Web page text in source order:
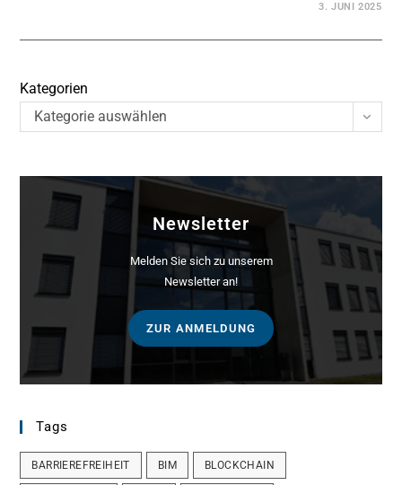
3. JUNI 2025
Kategorien
Kategorie auswählen
Newsletter
Melden Sie sich zu unserem
Newsletter an!
ZUR ANMELDUNG
Tags
BARRIEREFREIHEIT BIM BLOCKCHAIN